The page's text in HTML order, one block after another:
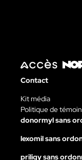
Contact
Kit média
Politique de
donormyl sans
lexomil sans
priligy sans